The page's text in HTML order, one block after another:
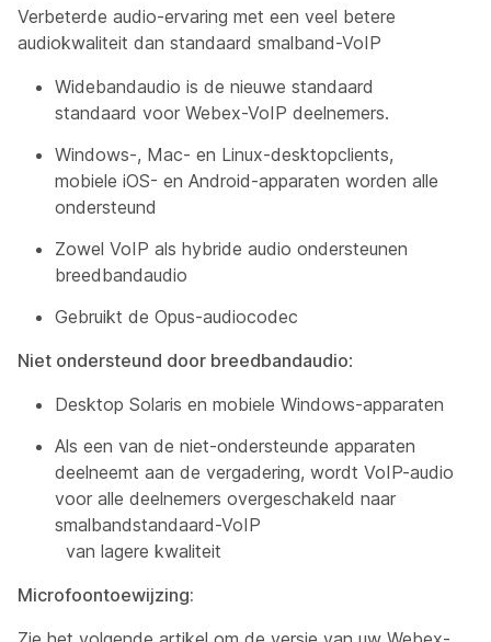
Verbeterde audio-ervaring met een veel betere
audiokwaliteit dan standaard smalband-VoIP
Widebandaudio is de nieuwe standaard
standaard voor Webex-VoIP deelnemers.
Windows-, Mac- en Linux-desktopclients,
mobiele iOS- en Android-apparaten worden alle
ondersteund
Zowel VoIP als hybride audio ondersteunen
breedbandaudio
Gebruikt de Opus-audiocodec
Niet ondersteund door breedbandaudio:
Desktop Solaris en mobiele Windows-apparaten
Als een van de niet-ondersteunde apparaten
deelneemt aan de vergadering, wordt VoIP-audio
voor alle deelnemers overgeschakeld naar
smalbandstandaard-VoIP
van lagere kwaliteit
Microfoontoewijzing: